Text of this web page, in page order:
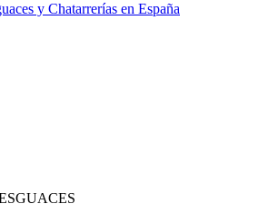
y Chatarrerías en España